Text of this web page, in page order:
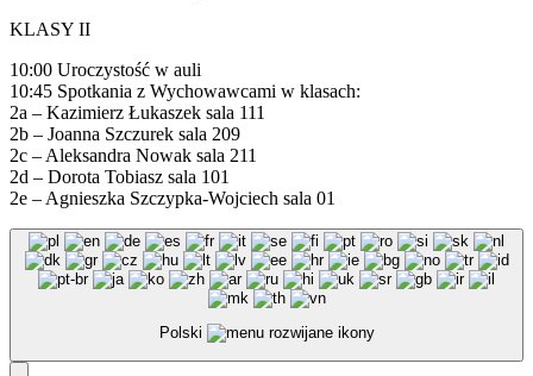
KLASY II
10:00 Uroczystość w auli
10:45 Spotkania z Wychowawcami w klasach:
2a – Kazimierz Łukaszek sala 111
2b – Joanna Szczurek sala 209
2c – Aleksandra Nowak sala 211
2d – Dorota Tobiasz sala 101
2e – Agnieszka Szczypka-Wojciech sala 01
Polski